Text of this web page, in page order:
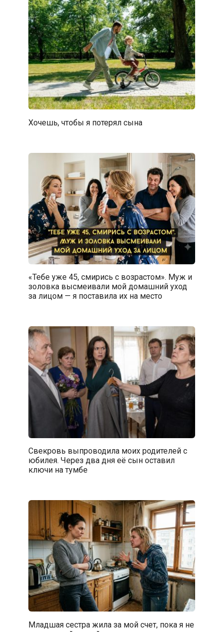
Хочешь, чтобы я потерял сына
«Тебе уже 45, смирись с возрастом». Муж и
золовка высмеивали мой домашний уход
за лицом — я поставила их на место
Свекровь выпроводила моих родителей с
юбилея. Через два дня её сын оставил
ключи на тумбе
Младшая сестра жила за мой счет, пока я не